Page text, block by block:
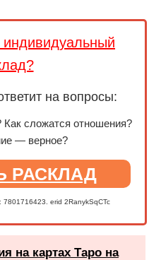
индивидуальный
на вопросы:
сложатся отношения?
— верное?
РАСКЛАД
erid 2RanykSqCTc
на картах Таро на